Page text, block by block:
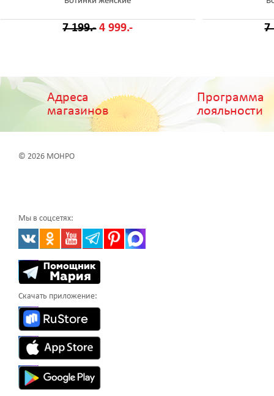
7 199.- 4 999.- 7
Адреса
магазинов
Программа
лояльности
© 2026 МОНРО
Мы в соцсетях:
Скачать приложение: